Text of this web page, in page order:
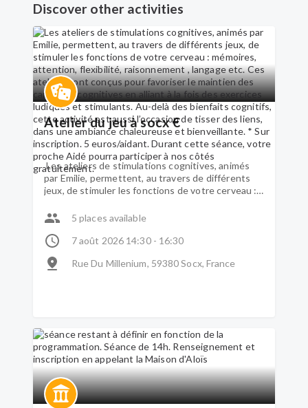
Discover other activities
Atelier du jeu à socx €
Les ateliers de stimulations cognitives, animés
par Emilie, permettent, au travers de différents
jeux, de stimuler les fonctions de votre cerveau :
langage etc. Ces ateliers sont conçus pour
alliant à la fois des exercices ludiques et
activité est aussi l’occasion de tisser des liens,
5 places available
7 août 2026 14:30 - 16:30
Rue Du Millenium, 59380 Socx, France